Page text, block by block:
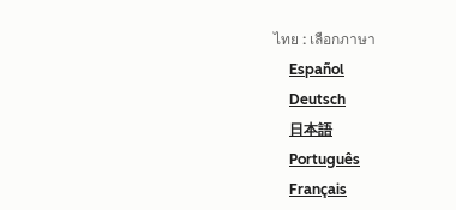
ไทย : เลือกภาษา
Español
Deutsch
日本語
Português
Français